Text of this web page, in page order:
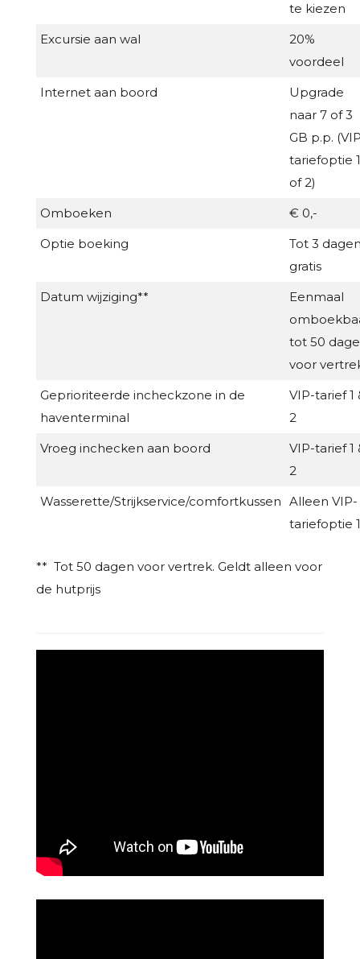
te kiezen
Excursie aan wal
20%
voordeel
Internet aan boord
Upgrade
naar 7 of 3
GB p.p.
tariefoptie 1
of 2)
Omboeken
€ 0,-
Optie boeking
Tot 3
gratis
Datum wijziging**
Eenmaal
tot 50
voor
Geprioriteerde incheckzone in de
haventerminal
VIP-tarief 1
2
Vroeg inchecken aan boord
VIP-tarief 1
2
Wasserette/Strijkservice/comfortkussen Alleen VIP-
tariefoptie 1
** Tot 50 dagen voor vertrek. Geldt alleen voor
de hutprijs